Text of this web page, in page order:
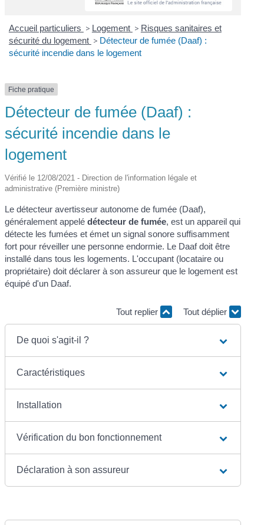
Accueil particuliers > Logement > Risques sanitaires et
sécurité du logement > Détecteur de fumée (Daaf) :
sécurité incendie dans le logement
Fiche pratique
Détecteur de fumée (Daaf) :
sécurité incendie dans le
logement
Vérifié le 12/08/2021 - Direction de l'information légale et
administrative (Première ministre)
Le détecteur avertisseur autonome de fumée (Daaf),
généralement appelédétecteur de fumée, est un appareil qui
détecte les fumées et émet un signal sonore suffisamment
fort pour réveiller une personne endormie. Le Daaf doit être
installé dans tous les logements. L'occupant (locataire ou
propriétaire) doit déclarer à son assureur que le logement est
équipé d'un Daaf.
Tout replier Tout déplier
De quoi s'agit-il ?
Caractéristiques
Installation
Vérification du bon fonctionnement
Déclaration à son assureur